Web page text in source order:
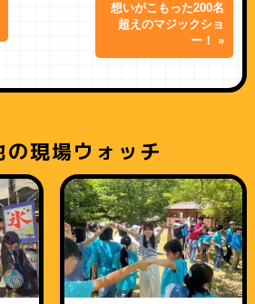
想いがこもった200名
超えのマジックショ
ー！ »
の現場ウォッチ